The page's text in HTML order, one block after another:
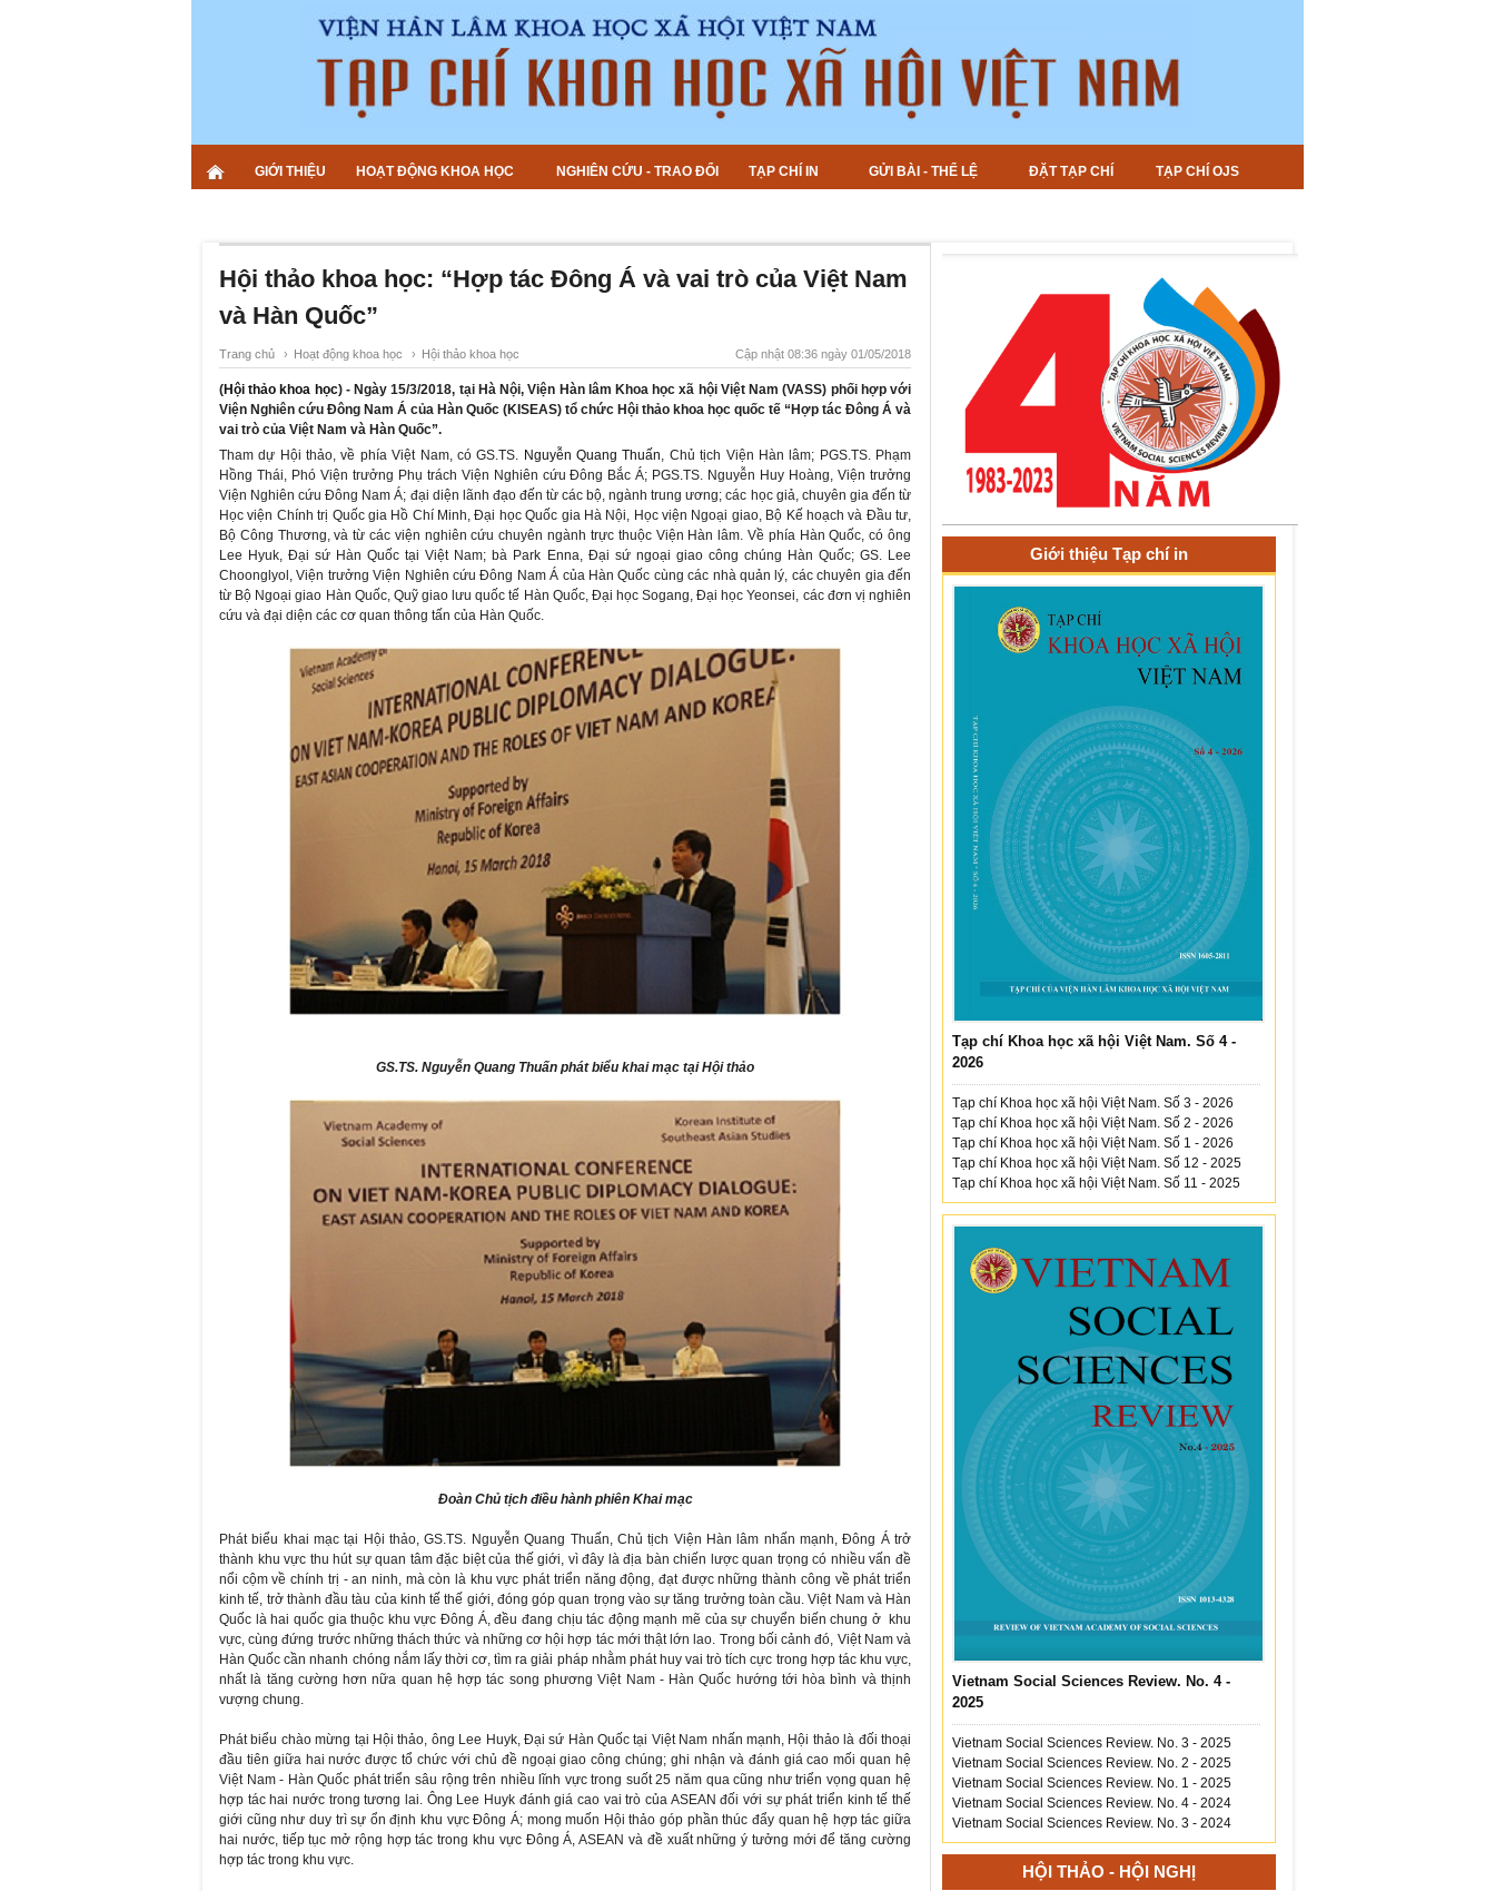
GIỚI THIỆU HOẠT ĐỘNG KHOA HỌC NGHIÊN CỨU - TRAO ĐỔI TẠP CHÍ IN GỬI BÀI - THỂ LỆ ĐẶT TẠP CHÍ TẠP CHÍ OJS
Hội thảo khoa học: “Hợp tác Đông Á và vai trò của Việt Nam
và Hàn Quốc”
Trang chủ › Hoạt động khoa học › Hội thảo khoa học Cập nhật 08:36 ngày 01/05/2018
(Hội thảo khoa học) - Ngày 15/3/2018, tại Hà Nội, Viện Hàn lâm Khoa học xã hội Việt Nam (VASS) phối hợp với
Viện Nghiên cứu Đông Nam Á của Hàn Quốc (KISEAS) tổ chức Hội thảo khoa học quốc tế “Hợp tác Đông Á và
vai trò của Việt Nam và Hàn Quốc”.
Tham dự Hội thảo, về phía Việt Nam, có GS.TS. Nguyễn Quang Thuấn, Chủ tịch Viện Hàn lâm; PGS.TS. Phạm
Hồng Thái, Phó Viện trưởng Phụ trách Viện Nghiên cứu Đông Bắc Á; PGS.TS. Nguyễn Huy Hoàng, Viện trưởng
Viện Nghiên cứu Đông Nam Á; đại diện lãnh đạo đến từ các bộ, ngành trung ương; các học giả, chuyên gia đến từ
Học viện Chính trị Quốc gia Hồ Chí Minh, Đại học Quốc gia Hà Nội, Học viện Ngoại giao, Bộ Kế hoạch và Đầu tư,
Bộ Công Thương, và từ các viện nghiên cứu chuyên ngành trực thuộc Viện Hàn lâm. Về phía Hàn Quốc, có ông
Lee Hyuk, Đại sứ Hàn Quốc tại Việt Nam; bà Park Enna, Đại sứ ngoại giao công chúng Hàn Quốc; GS. Lee
Choonglyol, Viện trưởng Viện Nghiên cứu Đông Nam Á của Hàn Quốc cùng các nhà quản lý, các chuyên gia đến
từ Bộ Ngoại giao Hàn Quốc, Quỹ giao lưu quốc tế Hàn Quốc, Đại học Sogang, Đại học Yeonsei, các đơn vị nghiên
cứu và đại diện các cơ quan thông tấn của Hàn Quốc.
GS.TS. Nguyễn Quang Thuấn phát biểu khai mạc tại Hội thảo
Đoàn Chủ tịch điều hành phiên Khai mạc
Phát biểu khai mạc tại Hội thảo, GS.TS. Nguyễn Quang Thuấn, Chủ tịch Viện Hàn lâm nhấn mạnh, Đông Á trở
thành khu vực thu hút sự quan tâm đặc biệt của thế giới, vì đây là địa bàn chiến lược quan trọng có nhiều vấn đề
nổi cộm về chính trị - an ninh, mà còn là khu vực phát triển năng động, đạt được những thành công về phát triển
kinh tế, trở thành đầu tàu của kinh tế thế giới, đóng góp quan trọng vào sự tăng trưởng toàn cầu. Việt Nam và Hàn
Quốc là hai quốc gia thuộc khu vực Đông Á, đều đang chịu tác động mạnh mẽ của sự chuyển biến chung ở khu
vực, cùng đứng trước những thách thức và những cơ hội hợp tác mới thật lớn lao. Trong bối cảnh đó, Việt Nam và
Hàn Quốc cần nhanh chóng nắm lấy thời cơ, tìm ra giải pháp nhằm phát huy vai trò tích cực trong hợp tác khu vực,
nhất là tăng cường hơn nữa quan hệ hợp tác song phương Việt Nam - Hàn Quốc hướng tới hòa bình và thịnh
vượng chung.
Phát biểu chào mừng tại Hội thảo, ông Lee Huyk, Đại sứ Hàn Quốc tại Việt Nam nhấn mạnh, Hội thảo là đối thoại
đầu tiên giữa hai nước được tổ chức với chủ đề ngoại giao công chúng; ghi nhận và đánh giá cao mối quan hệ
Việt Nam - Hàn Quốc phát triển sâu rộng trên nhiều lĩnh vực trong suốt 25 năm qua cũng như triển vọng quan hệ
hợp tác hai nước trong tương lai. Ông Lee Huyk đánh giá cao vai trò của ASEAN đối với sự phát triển kinh tế thế
giới cũng như duy trì sự ổn định khu vực Đông Á; mong muốn Hội thảo góp phần thúc đẩy quan hệ hợp tác giữa
hai nước, tiếp tục mở rộng hợp tác trong khu vực Đông Á, ASEAN và đề xuất những ý tưởng mới để tăng cường
hợp tác trong khu vực.
Giới thiệu Tạp chí in
Tạp chí Khoa học xã hội Việt Nam. Số 4 -
2026
Tạp chí Khoa học xã hội Việt Nam. Số 3 - 2026
Tạp chí Khoa học xã hội Việt Nam. Số 2 - 2026
Tạp chí Khoa học xã hội Việt Nam. Số 1 - 2026
Tạp chí Khoa học xã hội Việt Nam. Số 12 - 2025
Tạp chí Khoa học xã hội Việt Nam. Số 11 - 2025
Vietnam Social Sciences Review. No. 4 -
2025
Vietnam Social Sciences Review. No. 3 - 2025
Vietnam Social Sciences Review. No. 2 - 2025
Vietnam Social Sciences Review. No. 1 - 2025
Vietnam Social Sciences Review. No. 4 - 2024
Vietnam Social Sciences Review. No. 3 - 2024
HỘI THẢO - HỘI NGHỊ